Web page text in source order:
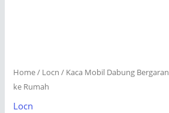
Home/ Locn / Kaca Mobil Dabung
ke Rumah
Locn